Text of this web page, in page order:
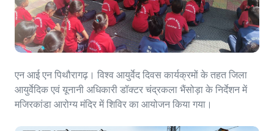
एन आई एन पिथौरागढ़। विश्व आयुर्वेद दिवस कार्यक्रमों के तहत जिला
आयुर्वेदिक एवं यूनानी अधिकारी डॉक्टर चंद्रकला भैंसोड़ा के निर्देशन में
मजिरकांडा आरोग्य मंदिर में शिविर का आयोजन किया गया।